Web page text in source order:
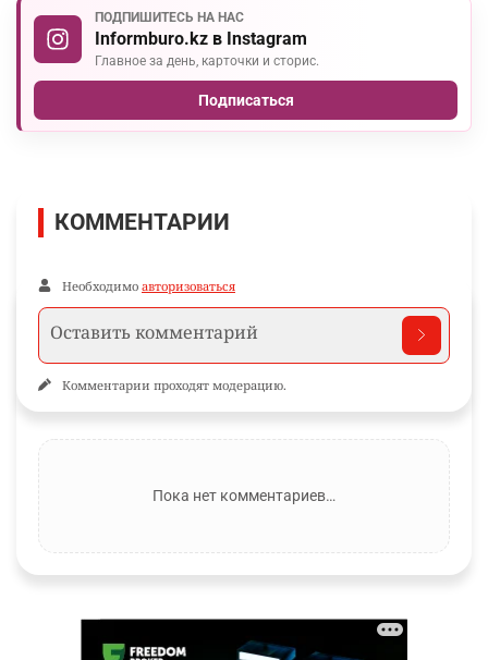
ПОДПИШИТЕСЬ НА НАС
Informburo.kz в Instagram
Главное за день, карточки и сторис.
Подписаться
КОММЕНТАРИИ
Необходимо авторизоваться
Комментарии проходят модерацию.
Пока нет комментариев…